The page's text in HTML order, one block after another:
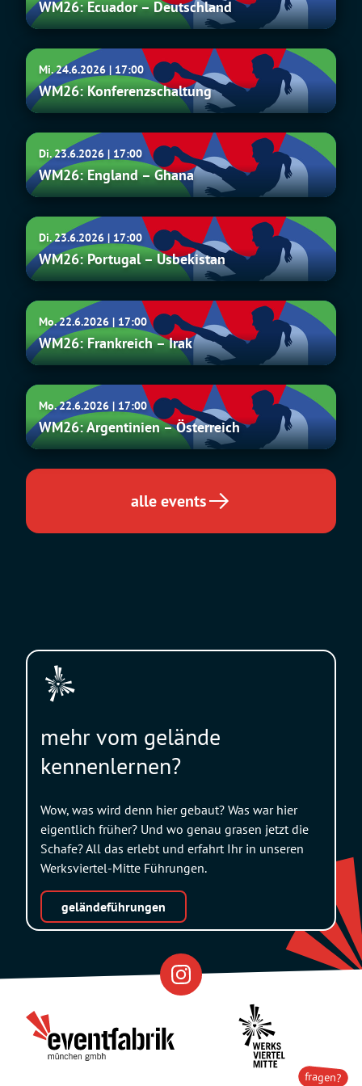
–
Deutschland
WM26: Ecuador – Deutschland
WM26:
Konferenzschaltung
Mi. 24.6.2026 | 17:00
WM26: Konferenzschaltung
WM26:
England
–
Ghana
Di. 23.6.2026 | 17:00
WM26: England – Ghana
WM26:
Portugal
–
Usbekistan
Di. 23.6.2026 | 17:00
WM26: Portugal – Usbekistan
WM26:
Frankreich
–
Irak
Mo. 22.6.2026 | 17:00
WM26: Frankreich – Irak
WM26:
Argentinien
–
Österreich
Mo. 22.6.2026 | 17:00
WM26: Argentinien – Österreich
alle events
fragen?
Partner
mehr vom gelände
kennenlernen?
Wow, was wird denn hier gebaut? Was war hier
eigentlich früher? Und wo genau grasen jetzt die
Schafe? All das erlebt und erfahrt Ihr in unseren
Werksviertel-Mitte Führungen.
geländeführungen